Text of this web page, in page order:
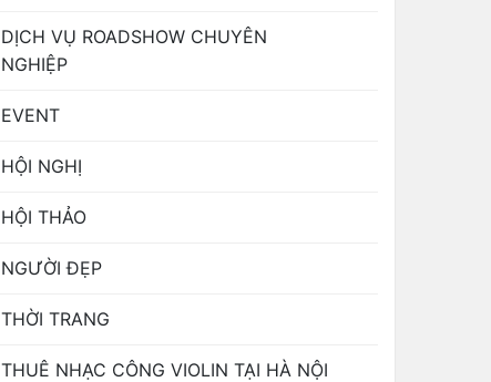
DỊCH VỤ ROADSHOW CHUYÊN
NGHIỆP
EVENT
HỘI NGHỊ
HỘI THẢO
NGƯỜI ĐẸP
THỜI TRANG
THUÊ NHẠC CÔNG VIOLIN TẠI HÀ NỘI